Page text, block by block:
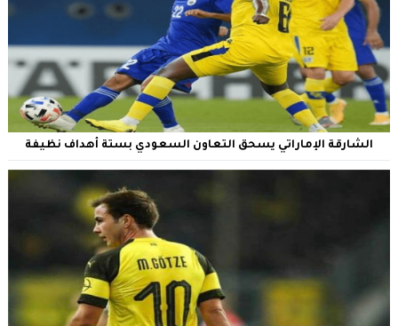
الشارقة الإماراتي يسحق التعاون السعودي بستة أهداف نظيفة